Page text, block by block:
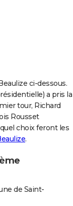
ci-dessous.
a pris la
tour, Richard
Rousset
choix feront les
.
de Saint-